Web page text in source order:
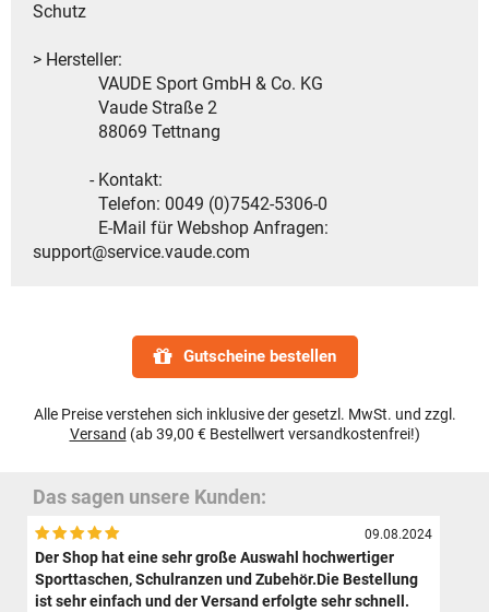
Schutz
> Hersteller:
VAUDE Sport GmbH & Co. KG
Vaude Straße 2
88069 Tettnang
- Kontakt:
Telefon: 0049 (0)7542-5306-0
E-Mail für Webshop Anfragen:
support@service.vaude.com
Gutscheine bestellen
Alle Preise verstehen sich inklusive der gesetzl. MwSt. und zzgl.
Versand (ab 39,00 € Bestellwert versandkostenfrei!)
Das sagen unsere Kunden:
09.08.2024
Der Shop hat eine sehr große Auswahl hochwertiger
Sporttaschen, Schulranzen und Zubehör.Die Bestellung
ist sehr einfach und der Versand erfolgte sehr schnell.